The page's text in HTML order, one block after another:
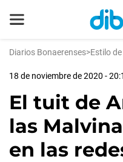
Diarios Bonaerenses>Estilo
18 de noviembre de 2020 -
El tuit de
las
en las